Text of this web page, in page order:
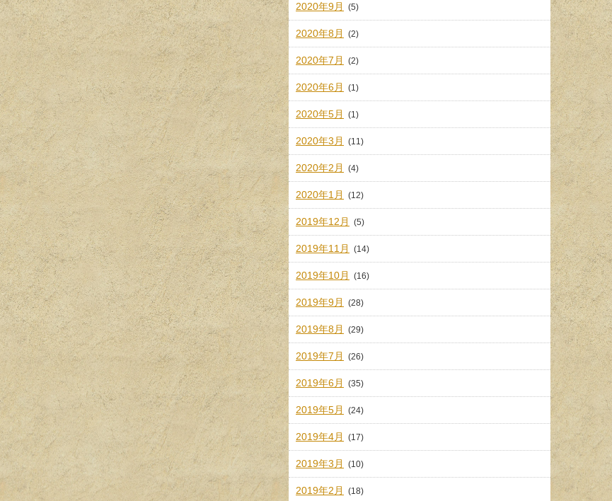
2020年9月 (5)
2020年8月 (2)
2020年7月 (2)
2020年6月 (1)
2020年5月 (1)
2020年3月 (11)
2020年2月 (4)
2020年1月 (12)
2019年12月 (5)
2019年11月 (14)
2019年10月 (16)
2019年9月 (28)
2019年8月 (29)
2019年7月 (26)
2019年6月 (35)
2019年5月 (24)
2019年4月 (17)
2019年3月 (10)
2019年2月 (18)